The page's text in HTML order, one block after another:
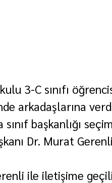
3-C sınıfı
arkadaşlarına
başkanlığı
Dr. Murat
ile iletişime